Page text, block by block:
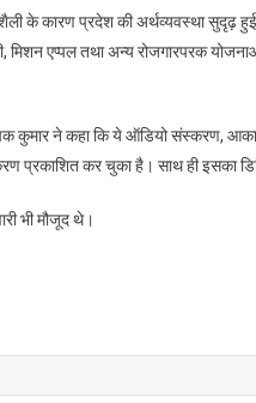
के कारण प्रदेश की अर्थव्यवस्था सुदृढ़
मिशन एप्पल तथा अन्य रोजगारपरक
कुमार ने कहा कि ये ऑडियो संस्करण,
प्रकाशित कर चुका है। साथ ही इसका
भी मौजूद थे।